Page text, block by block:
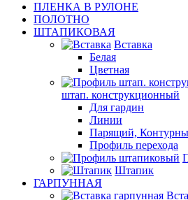
ПЛЕНКА В РУЛОНЕ
ПОЛОТНО
ШТАПИКОВАЯ
Вставка
Белая
Цветная
штап. конструкционный
Для гардин
Линии
Парящий,
Профиль перехода
Штапик
ГАРПУННАЯ